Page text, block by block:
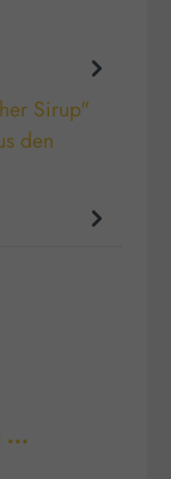
Sirup"
den
...